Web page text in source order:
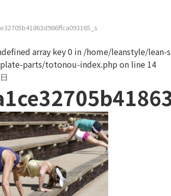
array key 0 in /home/leanstyle/
parts/totonou-index.phpon line 14